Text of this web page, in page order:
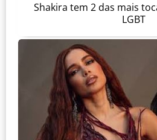
Shakira tem 2 das mais
LGBT